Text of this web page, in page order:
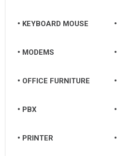
KEYBOARD MOUSE
MODEMS
OFFICE FURNITURE
PBX
PRINTER